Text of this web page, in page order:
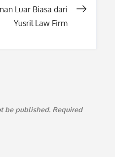
Luar Biasa dari
Yusril Law Firm
be published. Required